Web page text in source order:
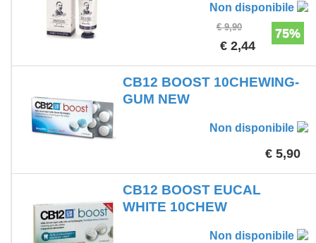
Non disponibile
75%
€ 9,90
€ 2,44
CB12 BOOST 10CHEWING-
GUM NEW
Non disponibile
€ 5,90
CB12 BOOST EUCAL
WHITE 10CHEW
Non disponibile